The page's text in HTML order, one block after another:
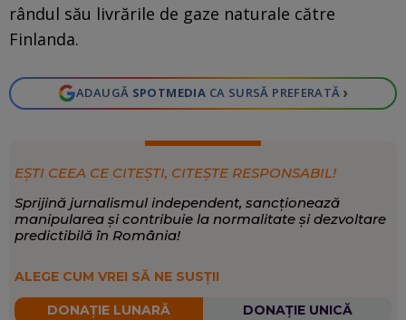
rândul său livrările de gaze naturale către
Finlanda.
ADAUGĂ SPOTMEDIA CA SURSĂ PREFERATĂ ›
EȘTI CEEA CE CITEȘTI, CITEȘTE RESPONSABIL!
Sprijină jurnalismul independent, sancționează
manipularea și contribuie la normalitate și dezvoltare
predictibilă în România!
ALEGE CUM VREI SĂ NE SUSȚII
DONAȚIE LUNARĂ DONAȚIE UNICĂ